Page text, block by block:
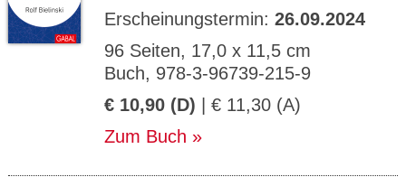
Erscheinungstermin: 26.09.2024
96 Seiten, 17,0 x 11,5 cm
Buch, 978-3-96739-215-9
€ 10,90 (D) | € 11,30 (A)
Zum Buch